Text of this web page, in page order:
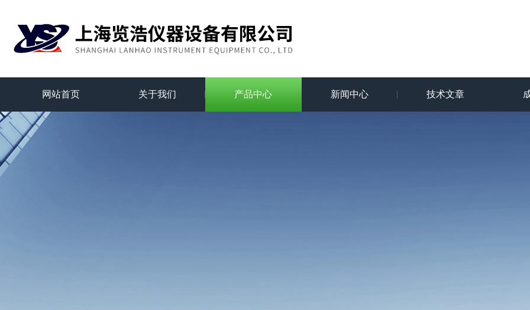
网站首页 关于我们 产品中心 新闻中心 技术文章